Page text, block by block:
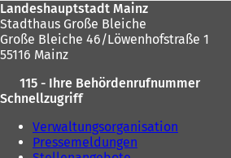
Landeshauptstadt Mainz
Stadthaus Große Bleiche
Große Bleiche 46/Löwenhofstraße 1
55116 Mainz
115 - Ihre Behördenrufnummer
Schnellzugriff
Verwaltungsorganisation
Pressemeldungen